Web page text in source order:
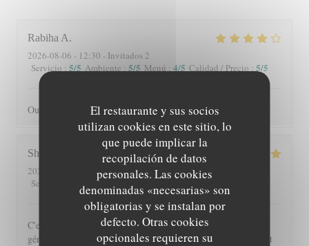
El restaurante y sus socios
utilizan cookies en este sitio, lo
que puede implicar la
recopilación de datos
personales. Las cookies
denominadas «necesarias» son
obligatorias y se instalan por
defecto. Otras cookies
opcionales requieren su
Rabiha A
2026-08-06 - 12:30 - Invitados 2
Servicio : 5/5 Ambiente : 5/5 Menú : 4/5 Calidad / Precio : 5/5
Oui je recommande
Shérazade
2026-08-05
- 20:00 - Invitados 2
Servicio
Ambiente 4/5 5/5
C'est toujours un régal de venir à Beyit Jedo les assiettes sont
généreuses et on y mange vraiment bien. Merci aux serveurs et